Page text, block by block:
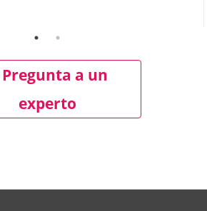
Pregunta a un
experto